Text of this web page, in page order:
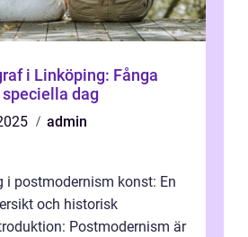
i Linköping: Fånga
dag
admin
i postmodernism konst: En
och historisk
Postmodernism är